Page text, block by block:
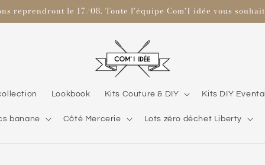
reprendront le 17/08. Toute l'équipe Com'1 idée vous
Lookbook Kits Couture & DIY Kits DIY
banane Côté Mercerie Lots zéro déchet Liberty